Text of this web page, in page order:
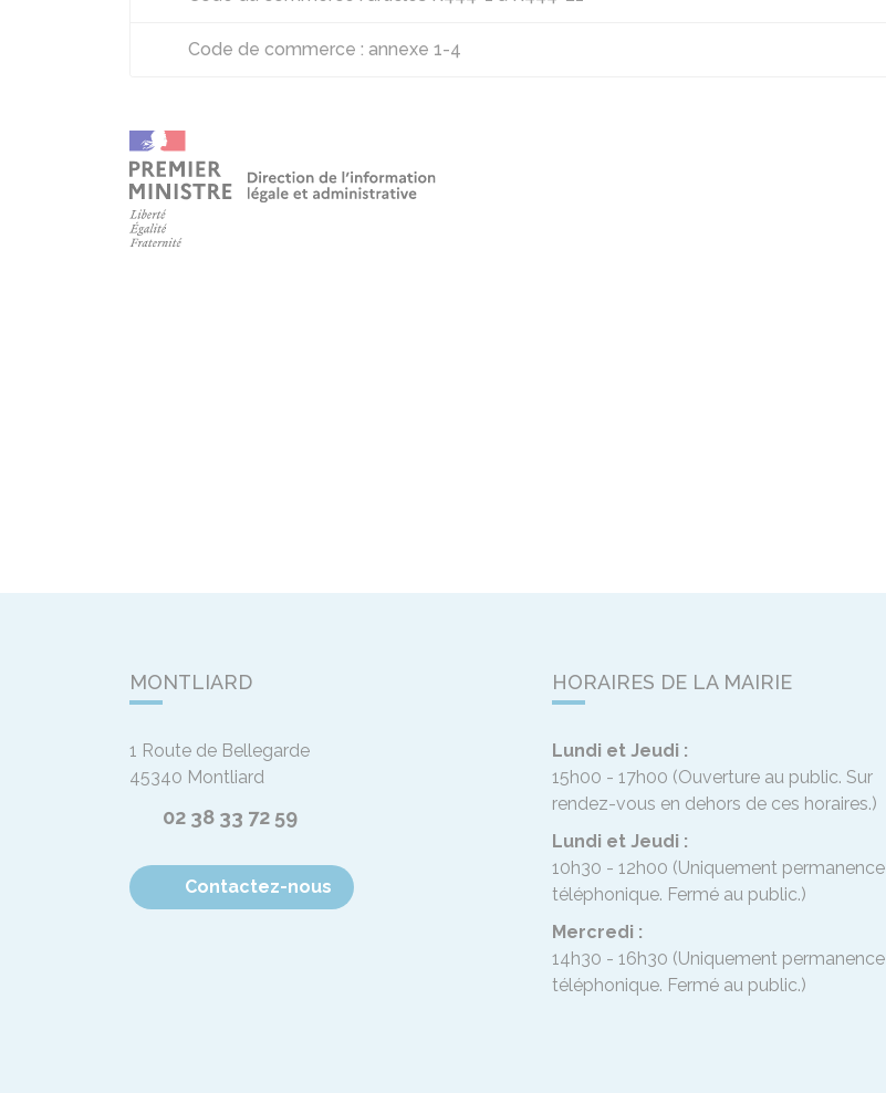
Code de commerce : annexe 1-4
MONTLIARD
1 Route de Bellegarde
45340 Montliard
02 38 33 72 59
Contactez-nous
HORAIRES DE LA MAIRIE
Lundi et Jeudi :
15h00 - 17h00 (Ouverture au public. Sur
rendez-vous en dehors de ces horaires.)
Lundi et Jeudi :
10h30 - 12h00 (Uniquement permanence
téléphonique. Fermé au public.)
Mercredi :
14h30 - 16h30 (Uniquement permanence
téléphonique. Fermé au public.)